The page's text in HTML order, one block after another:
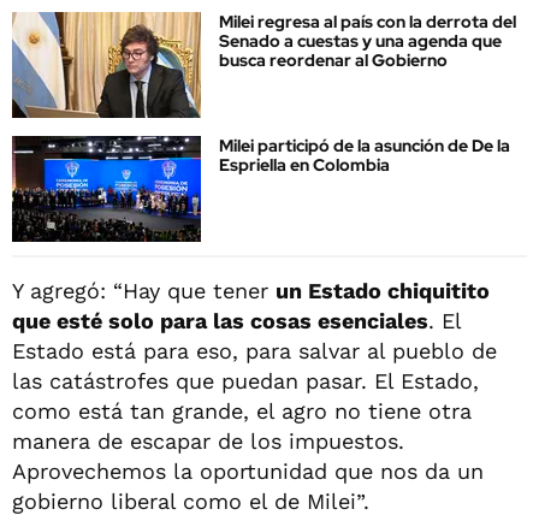
Milei regresa al país con la derrota del
Senado a cuestas y una agenda que
busca reordenar al Gobierno
Milei participó de la asunción de De la
Espriella en Colombia
Y agregó: “Hay que tener un Estado chiquitito
que esté solo para las cosas esenciales. El
Estado está para eso, para salvar al pueblo de
las catástrofes que puedan pasar. El Estado,
como está tan grande, el agro no tiene otra
manera de escapar de los impuestos.
Aprovechemos la oportunidad que nos da un
gobierno liberal como el de Milei”.